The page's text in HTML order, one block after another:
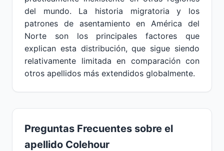
del mundo. La historia migratoria y los
patrones de asentamiento en América del
Norte son los principales factores que
explican esta distribución, que sigue siendo
relativamente limitada en comparación con
otros apellidos más extendidos globalmente.
Preguntas Frecuentes sobre el
apellido Colehour